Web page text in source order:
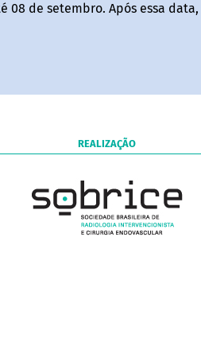
de setembro. Após essa
REALIZAÇÃO